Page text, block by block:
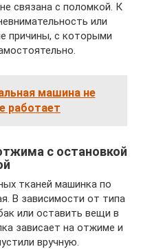
связана с поломкой. К
или
причины, с которыми
машина не
работает
с остановкой
тканей машинка по
В зависимости от типа
или оставить вещи в
зависает на отжиме и
вручную.